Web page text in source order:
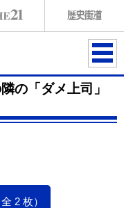
ME
NU
の「ダメ上司」
2 枚）